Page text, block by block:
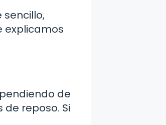
explicamos
de
reposo. Si